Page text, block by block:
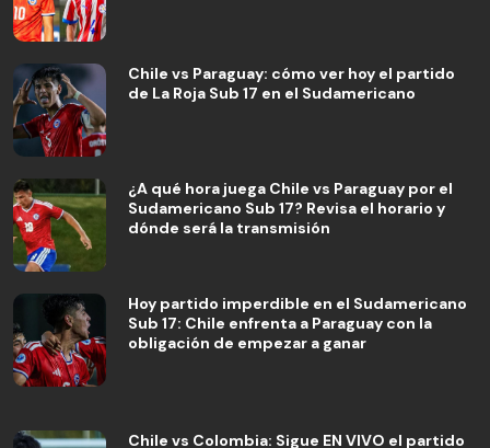
Chile vs Paraguay: cómo ver hoy el partido
de La Roja Sub 17 en el Sudamericano
¿A qué hora juega Chile vs Paraguay por el
Sudamericano Sub 17? Revisa el horario y
dónde será la transmisión
Hoy partido imperdible en el Sudamericano
Sub 17: Chile enfrenta a Paraguay con la
obligación de empezar a ganar
Chile vs Colombia: Sigue EN VIVO el partido